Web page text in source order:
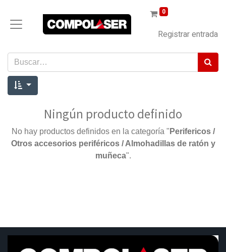
0
Registrar entrada
Ningún producto definido
No hay productos definidos en la categoría " Perifericos /
Otros accesorios periféricos / Almohadillas de ratón y
muñeca".